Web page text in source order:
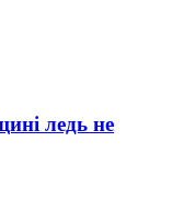
ледь не